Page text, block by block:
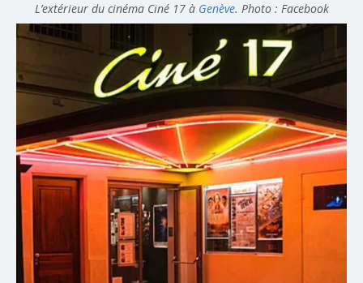
L’extérieur du cinéma Ciné 17 à Genève. Photo : Facebook